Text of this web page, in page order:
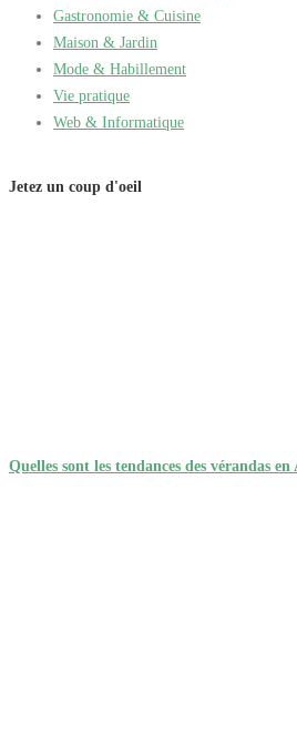
Gastronomie & Cuisine
Maison & Jardin
Mode & Habillement
Vie pratique
Web & Informatique
Jetez un coup d'oeil
Quelles sont les tendances des vérandas en